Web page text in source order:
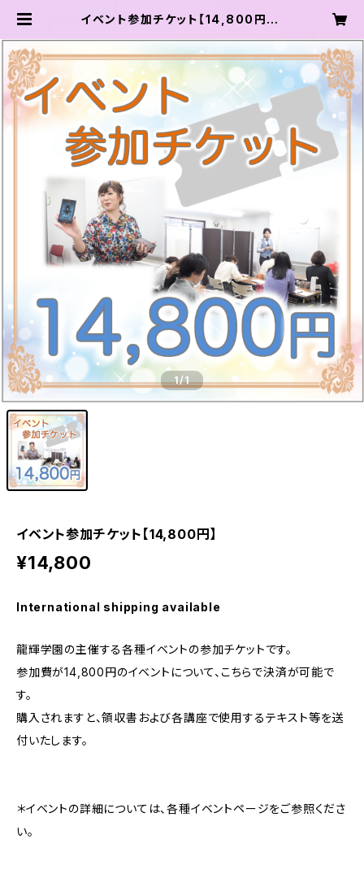
イベント参加チケット【14,800円】 |
1/1
イベント参加チケット【14,800円】
¥14,800
International shipping available
龍輝学園の主催する各種イベントの参加チケットです。
参加費が14,800円のイベントについて、こちらで決済が可能で
す。
購入されますと、領収書および各講座で使用するテキスト等を送
付いたします。
＊イベントの詳細については、各種イベントページをご参照くださ
い。